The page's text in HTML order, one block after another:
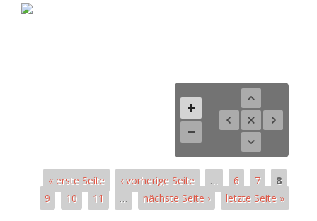
« erste Seite ‹ vorherige Seite … 6 7
8
9
10 11 … nächste Seite › letzte Seite »